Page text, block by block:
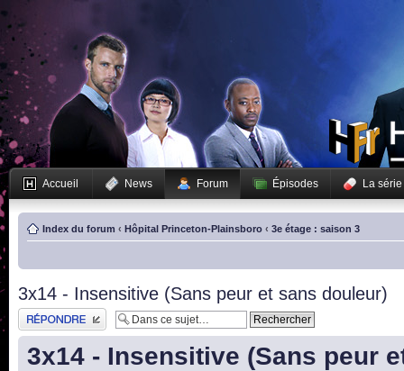
Accueil News Forum Épisodes La série
Index du forum ‹ Hôpital Princeton-Plainsboro ‹ 3e étage : saison 3
3x14 - Insensitive (Sans peur et sans douleur)
Publier une réponse
3x14 - Insensitive (Sans peur